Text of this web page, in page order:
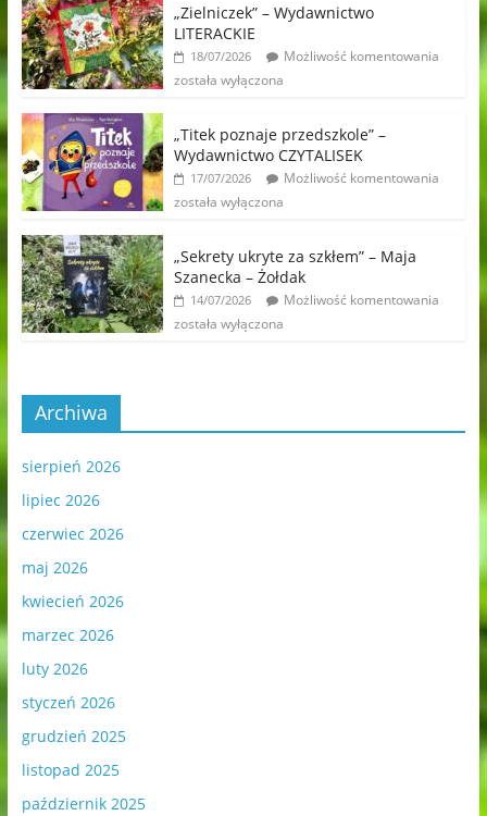
„Zielniczek” – Wydawnictwo
LITERACKIE
18/07/2026
Możliwość komentowania
została wyłączona
„Titek poznaje przedszkole” –
Wydawnictwo CZYTALISEK
17/07/2026
Możliwość komentowania
została wyłączona
„Sekrety ukryte za szkłem” – Maja
Szanecka – Żołdak
14/07/2026
Możliwość komentowania
została wyłączona
Archiwa
sierpień 2026
lipiec 2026
czerwiec 2026
maj 2026
kwiecień 2026
marzec 2026
luty 2026
styczeń 2026
grudzień 2025
listopad 2025
październik 2025